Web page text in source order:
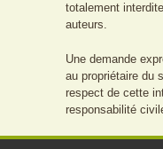
totalement
auteurs.
Une demande
au propriétaire du
respect de cette
responsabilité